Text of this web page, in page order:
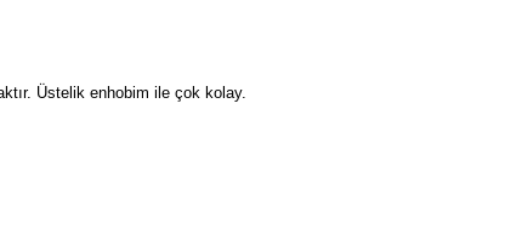
Üstelik enhobim ile çok kolay.